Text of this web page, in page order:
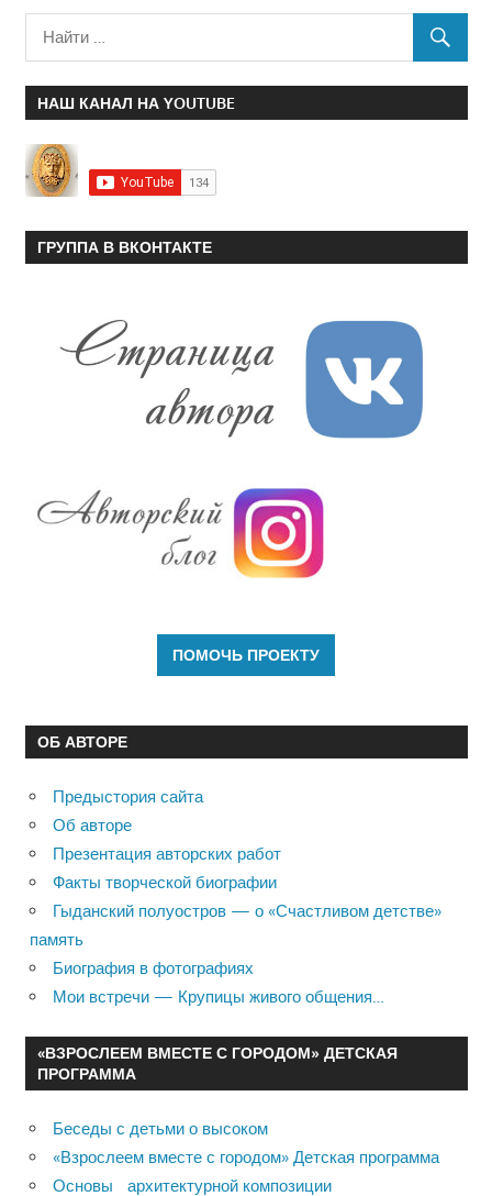
НАШ КАНАЛ НА YOUTUBE
ГРУППА В ВКОНТАКТЕ
ОБ АВТОРЕ
Предыстория сайта
Об авторе
Презентация авторских работ
Факты творческой биографии
Гыданский полуостров — о «Счастливом детстве»
память
Биография в фотографиях
Мои встречи — Крупицы живого общения…
«ВЗРОСЛЕЕМ ВМЕСТЕ С ГОРОДОМ» ДЕТСКАЯ
ПРОГРАММА
Беседы с детьми о высоком
«Взрослеем вместе с городом» Детская программа
Основы архитектурной композиции